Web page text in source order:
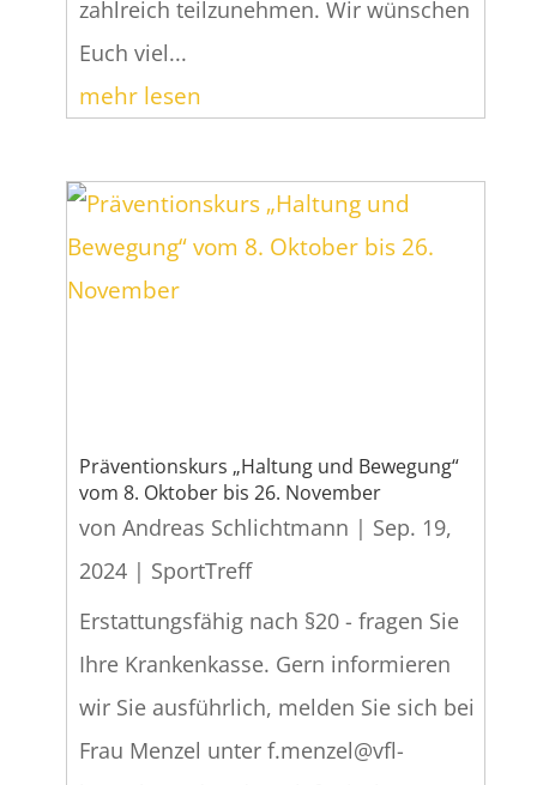
zahlreich teilzunehmen. Wir wünschen
Euch viel...
mehr lesen
Präventionskurs „Haltung und Bewegung“
vom 8. Oktober bis 26. November
von Andreas Schlichtmann | Sep. 19,
2024| SportTreff
Erstattungsfähig nach §20 - fragen Sie
Ihre Krankenkasse. Gern informieren
wir Sie ausführlich, melden Sie sich bei
Frau Menzel unter f.menzel@vfl-